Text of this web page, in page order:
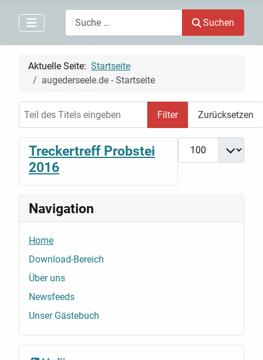
Suchen
Navigation
Home
Download-Bereich
Über uns
Newsfeeds
Unser Gästebuch
Aktuelle Seite: Startseite
augederseele.de - Startseite
Filter Zurücksetzen
Anzeige #
Treckertreff Probstei
2016